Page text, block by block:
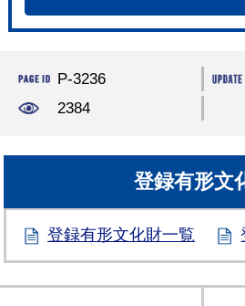
P-3236
2384
登録有形文
登録有形文化財一覧